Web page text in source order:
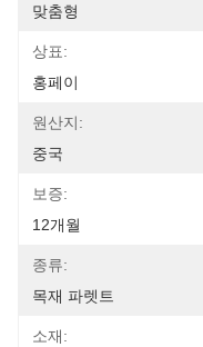
맞춤형
상표:
홍페이
원산지:
중국
보증:
12개월
종류:
목재 파렛트
소재: